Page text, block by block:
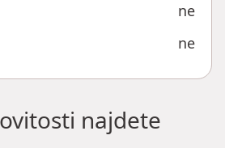
ne
ne
najdete